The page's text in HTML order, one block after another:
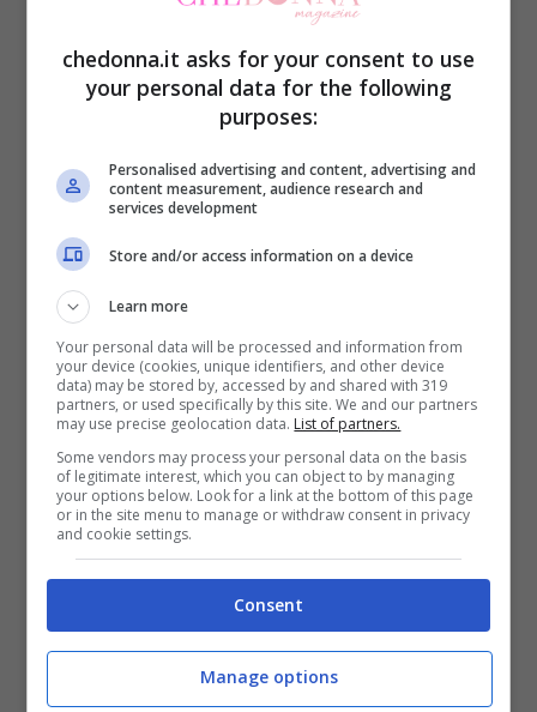
Nell’ultimo periodo per fortuna le donne si
stanno sempre più liberando di questa
idea della bellezza glamour e della
magrezza forzata, mostrando con fierezza
le proprie imperfezioni.
Tra queste meravigliose ed imperfette
donne c’è Emma, che lasciate le vesti da
“camionista” (a suo dire) “si spara le pose”
e mostra al mondo di essere orgogliosa di
essere così come è.
Morbidezza e rotolini non sono un
problema per la cantante, che sembra
sentirsi estremamente a suo agio con il
Non ci credete? Guardate la photogallery!
chedonna.it asks for your consent to use
your personal data for the following
purposes:
Personalised advertising and content, advertising and
content measurement, audience research and
services development
Store and/or access information on a device
Learn more
Your personal data will be processed and information from
your device (cookies, unique identifiers, and other device
data) may be stored by, accessed by and shared with 319
partners, or used specifically by this site. We and our partners
may use precise geolocation data. List of partners.
Some vendors may process your personal data on the basis
of legitimate interest, which you can object to by managing
your options below. Look for a link at the bottom of this page
or in the site menu to manage or withdraw consent in privacy
and cookie settings.
Consent
Manage options